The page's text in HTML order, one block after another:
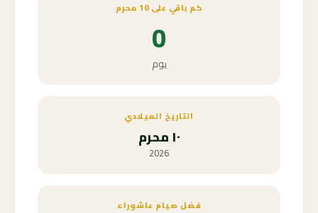
كم باقي على 10 محرم
0
يوم
التاريخ الميلادي
١٠ محرم
2026
فضل صيام عاشوراء